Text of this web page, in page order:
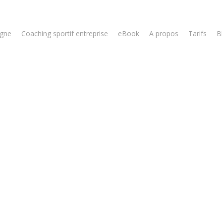
Coaching sportif entreprise eBook A propos Tarifs